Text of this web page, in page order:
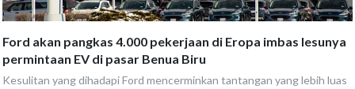
Ford akan pangkas 4.000 pekerjaan di Eropa imbas lesunya
permintaan EV di pasar Benua Biru
Kesulitan yang dihadapi Ford mencerminkan tantangan yang lebih luas